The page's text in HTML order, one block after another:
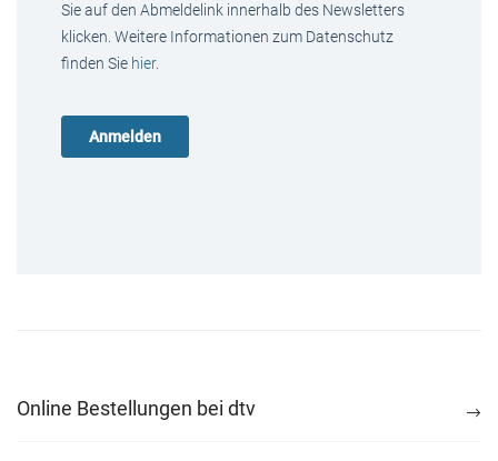
Sie auf den Abmeldelink innerhalb des Newsletters
klicken. Weitere Informationen zum Datenschutz
finden Sie hier.
Online Bestellungen bei dtv